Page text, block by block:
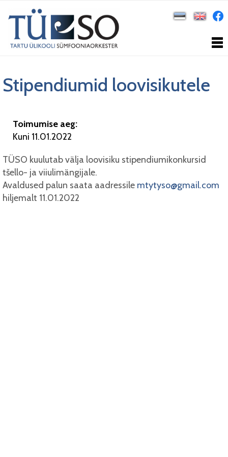
Stipendiumid loovisikutele
Toimumise aeg:
Kuni 11.01.2022
TÜSO kuulutab välja loovisiku stipendiumikonkursid
tšello- ja viiulimängijale.
Avaldused palun saata aadressile mtytyso@gmail.com
hiljemalt 11.01.2022